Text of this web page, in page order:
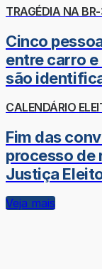
TRAGÉDIA NA
Cinco
entre carro
são
CALENDÁRIO
Fim das
processo de
Justiça
Veja mais